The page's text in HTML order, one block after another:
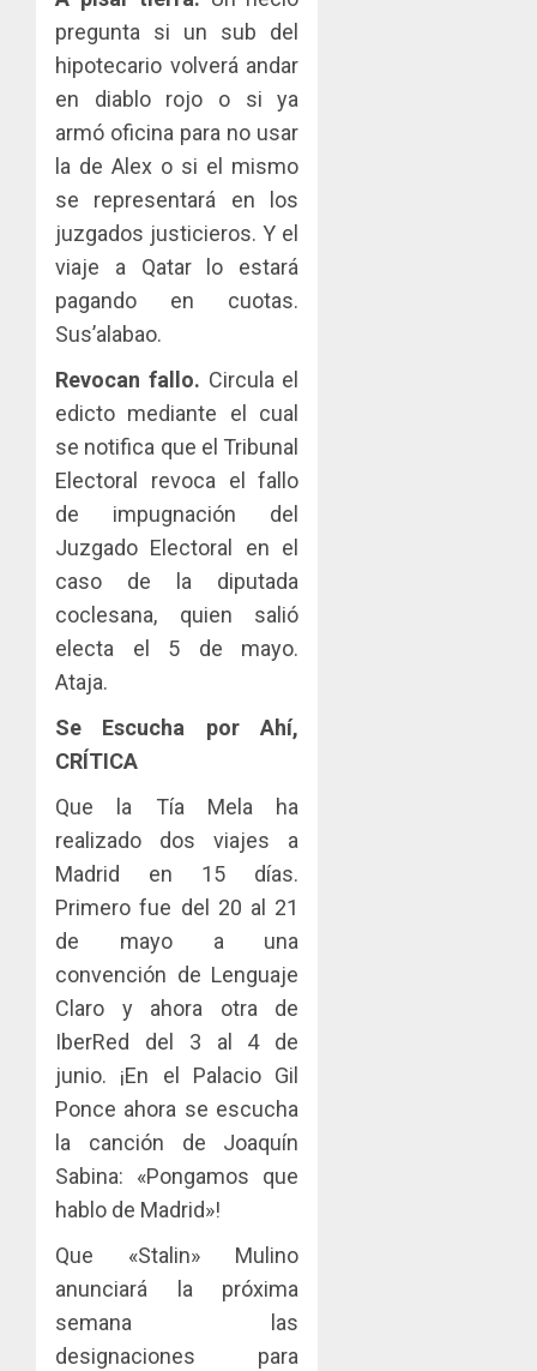
pregunta si un sub del
hipotecario volverá andar
en diablo rojo o si ya
armó oficina para no usar
la de Alex o si el mismo
se representará en los
juzgados justicieros. Y el
viaje a Qatar lo estará
pagando en cuotas.
Sus’alabao.
Revocan fallo. Circula el
edicto mediante el cual
se notifica que el Tribunal
Electoral revoca el fallo
de impugnación del
Juzgado Electoral en el
caso de la diputada
coclesana, quien salió
electa el 5 de mayo.
Ataja.
Se Escucha por Ahí,
CRÍTICA
Que la Tía Mela ha
realizado dos viajes a
Madrid en 15 días.
Primero fue del 20 al 21
de mayo a una
convención de Lenguaje
Claro y ahora otra de
IberRed del 3 al 4 de
junio. ¡En el Palacio Gil
Ponce ahora se escucha
la canción de Joaquín
Sabina: «Pongamos que
hablo de Madrid»!
Que «Stalin» Mulino
anunciará la próxima
semana las
designaciones para